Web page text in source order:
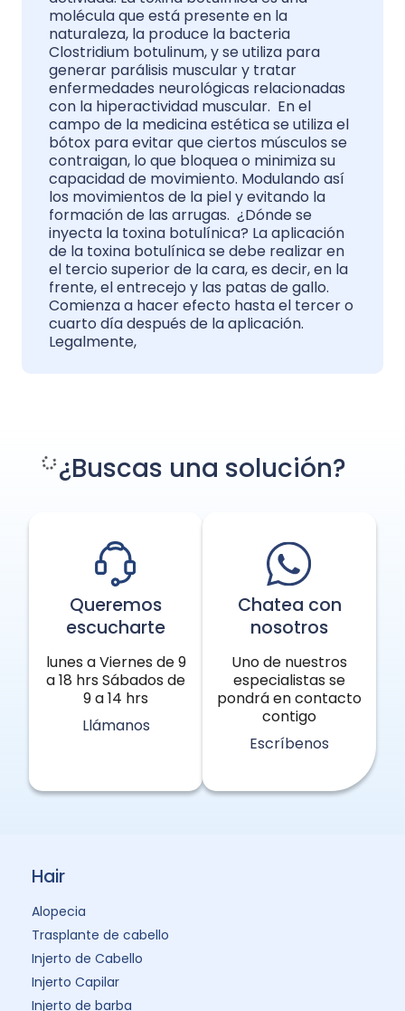
molécula que está presente en la
naturaleza, la produce la bacteria
Clostridium botulinum, y se utiliza para
generar parálisis muscular y tratar
enfermedades neurológicas relacionadas
con la hiperactividad muscular. En el
campo de la medicina estética se utiliza el
bótox para evitar que ciertos músculos se
contraigan, lo que bloquea o minimiza su
capacidad de movimiento. Modulando así
los movimientos de la piel y evitando la
formación de las arrugas. ¿Dónde se
inyecta la toxina botulínica? La aplicación
de la toxina botulínica se debe realizar en
el tercio superior de la cara, es decir, en la
frente, el entrecejo y las patas de gallo.
Comienza a hacer efecto hasta el tercer o
cuarto día después de la aplicación.
Legalmente,
¿Para Qué Sirve la Toxina
Botulínica? Beneficios
Si lo que buscas es disminuir las
expresiones y signos de la edad te
interesará saber para qué sirve la toxina
botulínica, una sustancia química que
bloqueando su actividad y tensando el
músculo lo que causa el conocido
medicina estética la toxina botulínica sirve
entrecejo, las arrugas alrededor de los ojos
y la boca. Toxina botulínica en axilas La
hiperhidrosis primaria se refiere al exceso
de sudoración, presentándose en las
regiones donde tenemos más glándulas
sudoríparas como en las manos, los pies y